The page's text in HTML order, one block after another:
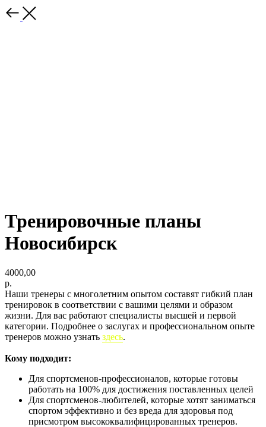
Тренировочные планы
Новосибирск
4000,00
р.
Наши тренеры с многолетним опытом составят гибкий план
тренировок в соответствии с вашими целями и образом
жизни. Для вас работают специалисты высшей и первой
категории. Подробнее о заслугах и профессиональном опыте
тренеров можно узнать здесь.
Кому подходит:
Для спортсменов-профессионалов, которые готовы
работать на 100% для достижения поставленных целей
Для спортсменов-любителей, которые хотят заниматься
спортом эффективно и без вреда для здоровья под
присмотром высококвалифицированных тренеров.